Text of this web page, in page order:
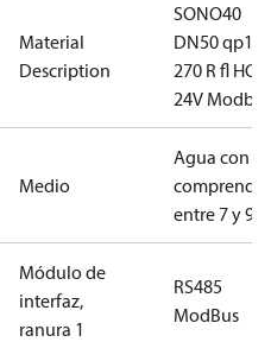
Material
Description
SONO40
DN50 qp15
270 R fl HC
24V Modbus
Medio
Agua con pH
comprendido
entre 7 y 9,5
Módulo de
interfaz,
ranura 1
RS485
ModBus